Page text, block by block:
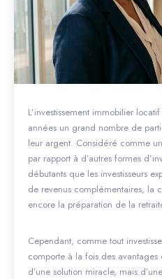
L’investissement immobilier
années un grand nombre de
leur argent. Considéré comme
par rapport à d’autres formes
débutants que les investisseurs
de revenus complémentaires, la
encore la préparation de la
Cependant, comme tout
comporte à la fois des avantages
d’une solution miracle, mais